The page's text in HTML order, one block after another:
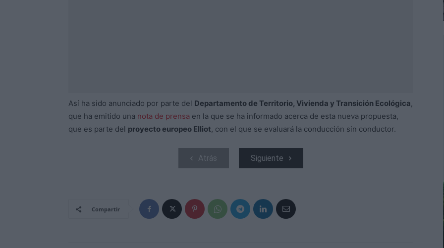
Así ha sido anunciado por parte del Departamento de Territorio, Vivienda y Transición Ecológica,
que ha emitido una nota de prensa en la que se ha informado acerca de esta nueva propuesta,
que es parte del proyecto europeo Elliot, con el que se evaluará la conducción sin conductor.
Atrás Siguiente
Compartir